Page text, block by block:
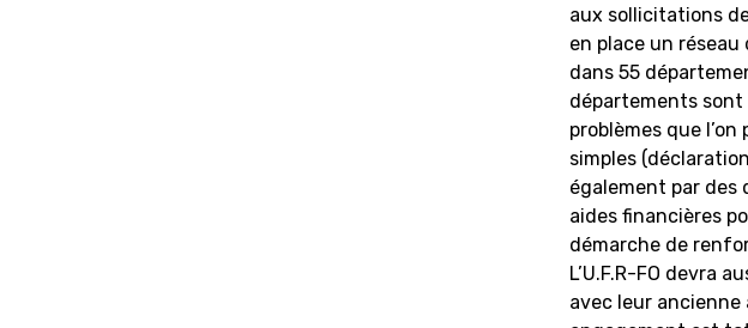
aux sollicitations
en place un
dans 55
départements sont
problèmes que
simples
également par des
aides financières
démarche de
L’U.F.R-FO devra
avec leur